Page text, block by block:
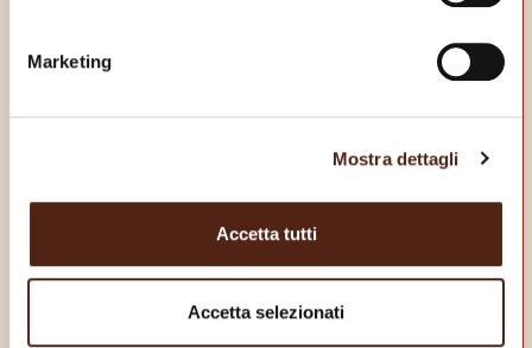
Marketing
Mostra dettagli
Accetta tutti
Accetta selezionati
SCARICA LA NOSTRA
E goditi dei vantaggi da vero King!